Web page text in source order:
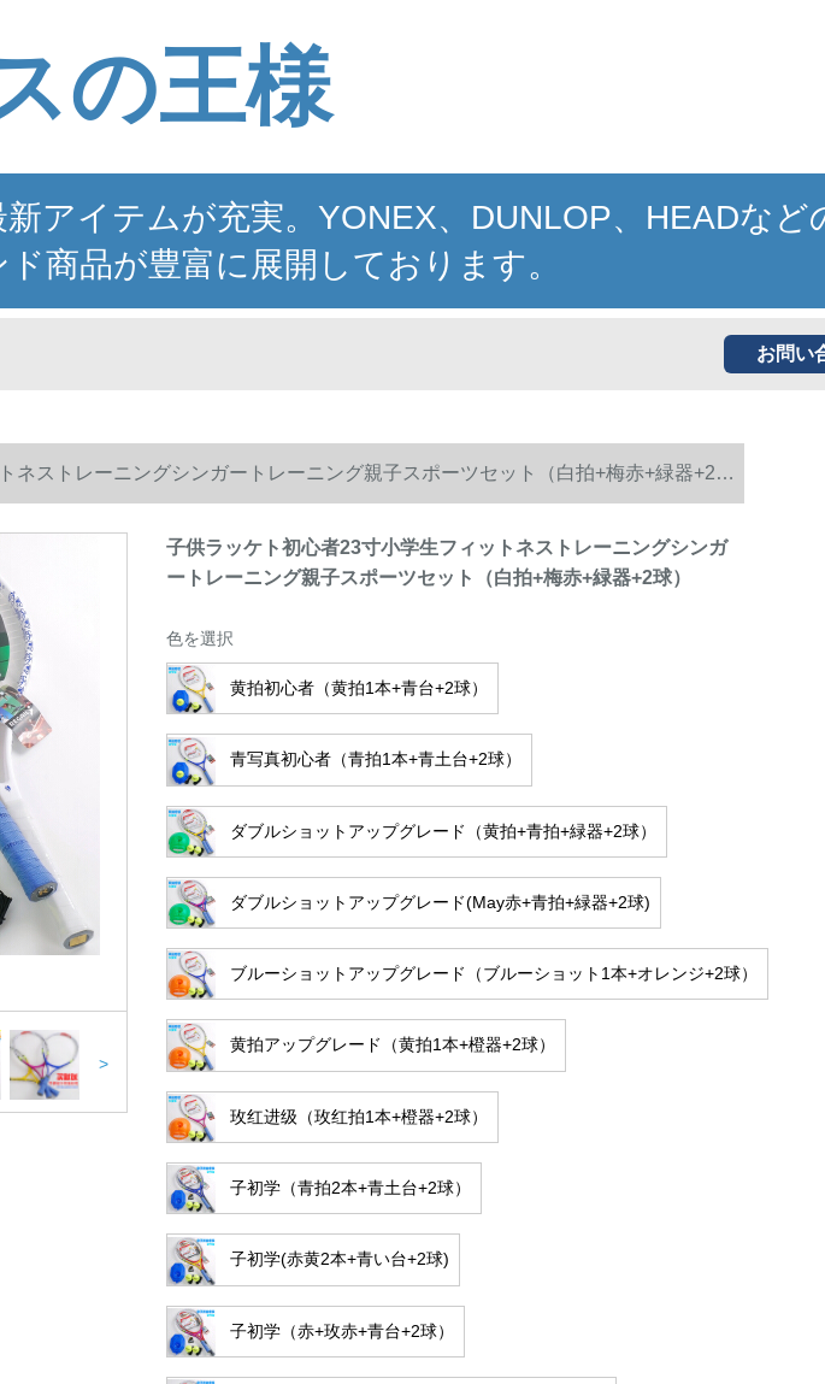
の王様
アイテムが充実。YONEX、DUNLOP、HEADなど
商品が豊富に展開しております。
お問い
ネストレーニングシンガートレーニング親子スポーツセット（白拍+梅赤+緑器+2
>
子供ラッケト初心者23寸小学生フィットネストレーニングシンガ
ートレーニング親子スポーツセット（白拍+梅赤+緑器+2球）
色を選択
黄拍初心者（黄拍1本+青台+2球）
青写真初心者（青拍1本+青土台+2球）
ダブルショットアップグレード（黄拍+青拍+緑器+2球）
ダブルショットアップグレード(May赤+青拍+緑器+2球)
ブルーショットアップグレード（ブルーショット1本+オレンジ+2球）
黄拍アップグレード（黄拍1本+橙器+2球）
玫红进级（玫红拍1本+橙器+2球）
子初学（青拍2本+青土台+2球）
子初学(赤黄2本+青い台+2球)
子初学（赤+玫赤+青台+2球）